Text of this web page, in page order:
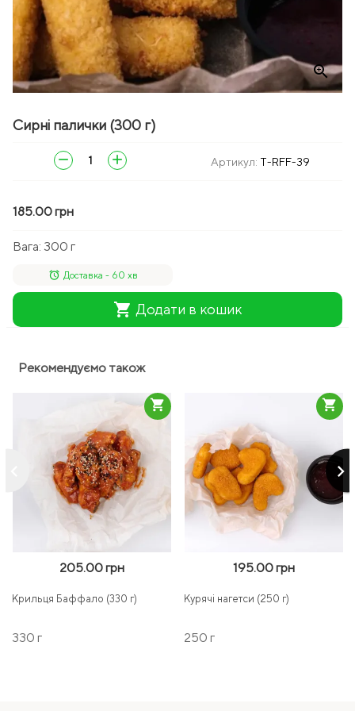
zoom_in
Сирні палички (300 г)
remove add Артикул: T-RFF-39
185.00 грн
Вага: 300 г
alarm Доставка - 60 хв
shopping_cart Додати в кошик
Рекомендуємо також
keyboard_arrow_right
205.00 грн
Крильця Баффало (330 г)
330 г
shopping_cart
195.00 грн
Курячі нагетси (250 г)
250 г
shopping_cart